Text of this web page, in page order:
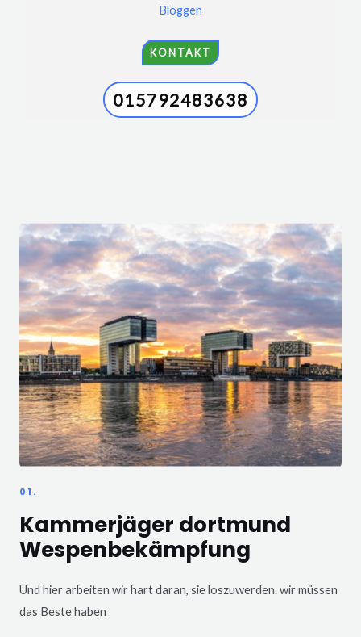
Bloggen
KONTAKT
015792483638
01.
Kammerjäger dortmund
Wespenbekämpfung
Und hier arbeiten wir hart daran, sie loszuwerden. wir müssen
das Beste haben